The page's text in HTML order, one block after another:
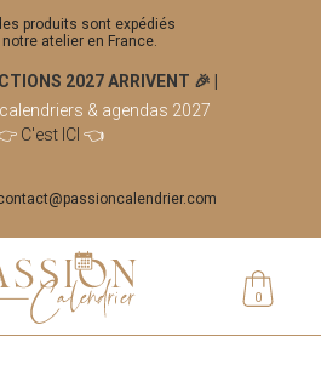
produits sont expédiés
atelier en France.
2027 ARRIVENT 🎉
& agendas 2027
C'est ICI 👈
0